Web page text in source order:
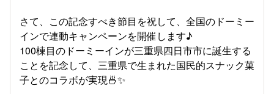
さて、この記念すべき節目を祝して、全国のドーミー
インで連動キャンペーンを開催します♪
100棟目のドーミーインが三重県四日市市に誕生する
ことを記念して、三重県で生まれた国民的スナック菓
子とのコラボが実現🍜✨